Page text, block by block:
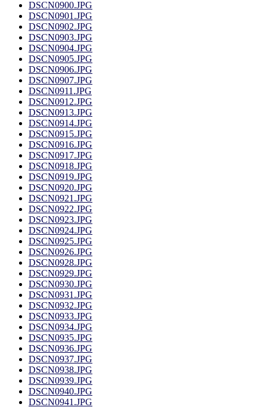
DSCN0900.JPG
DSCN0901.JPG
DSCN0902.JPG
DSCN0903.JPG
DSCN0904.JPG
DSCN0905.JPG
DSCN0906.JPG
DSCN0907.JPG
DSCN0911.JPG
DSCN0912.JPG
DSCN0913.JPG
DSCN0914.JPG
DSCN0915.JPG
DSCN0916.JPG
DSCN0917.JPG
DSCN0918.JPG
DSCN0919.JPG
DSCN0920.JPG
DSCN0921.JPG
DSCN0922.JPG
DSCN0923.JPG
DSCN0924.JPG
DSCN0925.JPG
DSCN0926.JPG
DSCN0928.JPG
DSCN0929.JPG
DSCN0930.JPG
DSCN0931.JPG
DSCN0932.JPG
DSCN0933.JPG
DSCN0934.JPG
DSCN0935.JPG
DSCN0936.JPG
DSCN0937.JPG
DSCN0938.JPG
DSCN0939.JPG
DSCN0940.JPG
DSCN0941.JPG